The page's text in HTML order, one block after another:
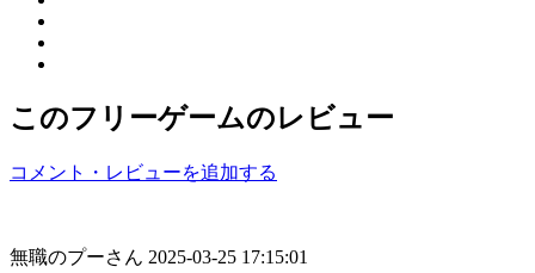
このフリーゲームのレビュー
コメント・レビューを追加する
無職のプーさん 2025-03-25 17:15:01